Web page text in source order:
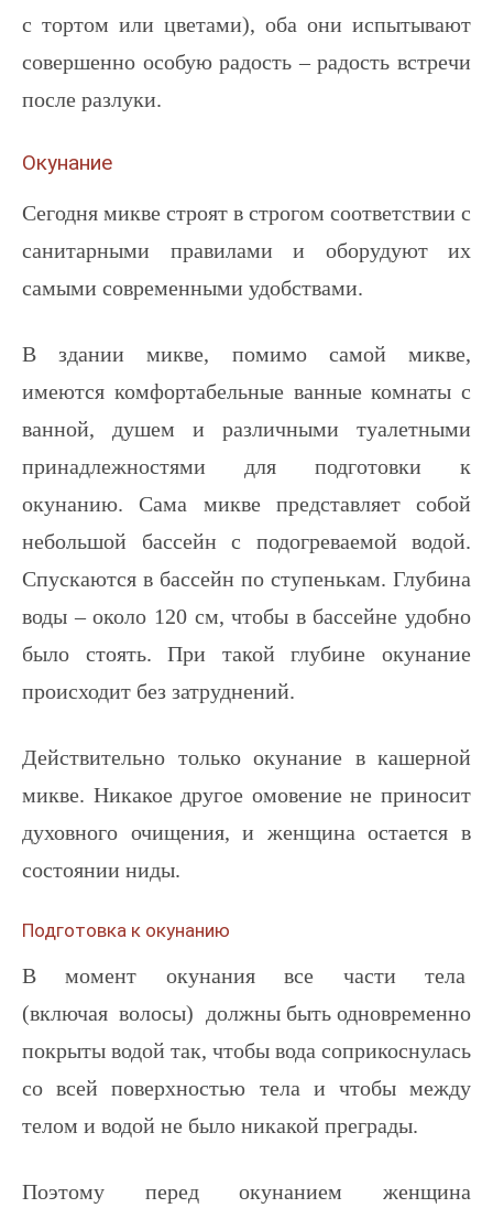
с тортом или цветами), оба они испытывают
совершенно особую радость – радость встречи
после разлуки.
Окунание
Сегодня микве строят в строгом соответствии с
санитарными правилами и оборудуют их
самыми современными удобствами.
В здании микве, помимо самой микве,
имеются комфортабельные ванные комнаты с
ванной, душем и различными туалетными
принадлежностями для подготовки к
окунанию. Сама микве представляет собой
небольшой бассейн с подогреваемой водой.
Спускаются в бассейн по ступенькам. Глубина
воды – около 120 см, чтобы в бассейне удобно
было стоять. При такой глубине окунание
происходит без затруднений.
Действительно только окунание в кашерной
микве. Никакое другое омовение не приносит
духовного очищения, и женщина остается в
состоянии ниды.
Подготовка к окунанию
В момент окунания все части тела
(включая волосы) должны быть одновременно
покрыты водой так, чтобы вода соприкоснулась
со всей поверхностью тела и чтобы между
телом и водой не было никакой преграды.
Поэтому перед окунанием женщина